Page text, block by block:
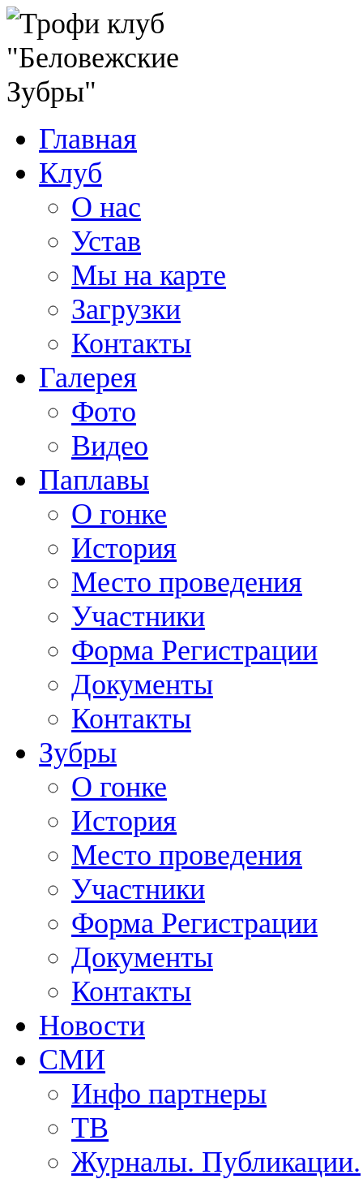
Главная
Клуб
О нас
Устав
Мы на карте
Загрузки
Контакты
Галерея
Фото
Видео
Паплавы
О гонке
История
Место проведения
Участники
Форма Регистрации
Документы
Контакты
Зубры
О гонке
История
Место проведения
Участники
Форма Регистрации
Документы
Контакты
Новости
СМИ
Инфо партнеры
ТВ
Журналы. Публикации.